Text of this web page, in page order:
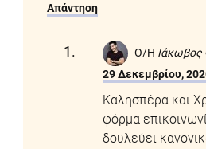
Απάντηση
Ο/Η Ιάκωβος
29 Δεκεμβρίου,
Καλησπέρα και
φόρμα
δουλεύει